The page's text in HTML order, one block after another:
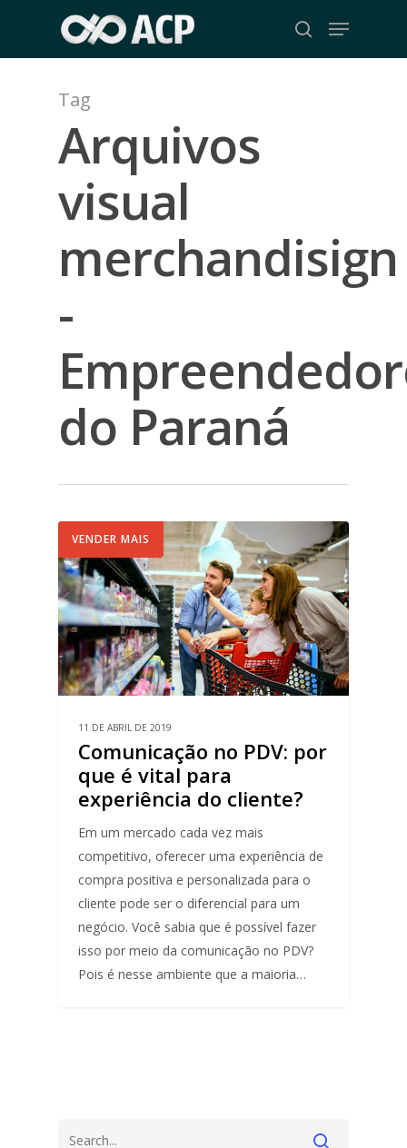
main
search
Menu
Tag
Arquivos
visual
merchandisign
-
do Paraná
VENDER MAIS
11 DE ABRIL DE 2019
Comunicação no PDV: por
que é vital para
experiência do cliente?
Em um mercado cada vez mais
competitivo, oferecer uma experiência de
compra positiva e personalizada para o
cliente pode ser o diferencial para um
negócio. Você sabia que é possível fazer
isso por meio da comunicação no PDV?
Pois é nesse ambiente que a maioria…
Close